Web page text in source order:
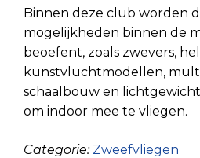
Binnen deze club worden
mogelijkheden binnen de
beoefent, zoals zwevers,
kunstvluchtmodellen,
schaalbouw en
om indoor mee te vliegen.
Categorie: Zweefvliegen